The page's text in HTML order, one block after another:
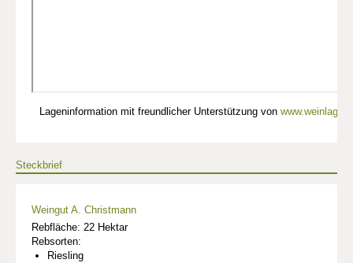
Lageninformation mit freundlicher Unterstützung von
Steckbrief
Weingut A. Christmann
Rebfläche: 22 Hektar
Rebsorten:
Riesling